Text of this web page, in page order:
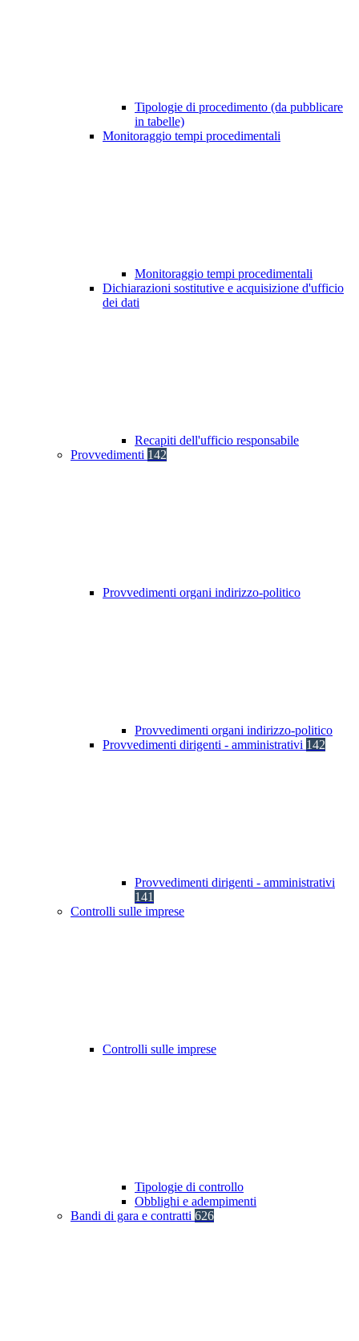
Tipologie di procedimento (da pubblicare
in tabelle)
Monitoraggio tempi procedimentali
Monitoraggio tempi procedimentali
Dichiarazioni sostitutive e acquisizione d'ufficio
dei dati
Recapiti dell'ufficio responsabile
Provvedimenti 142
Provvedimenti organi indirizzo-politico
Provvedimenti organi indirizzo-politico
Provvedimenti dirigenti - amministrativi 142
Provvedimenti dirigenti - amministrativi
141
Controlli sulle imprese
Controlli sulle imprese
Tipologie di controllo
Obblighi e adempimenti
Bandi di gara e contratti 626